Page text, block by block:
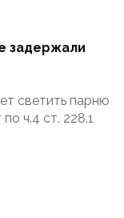
задержали
светить парню
ч.4 ст. 228.1